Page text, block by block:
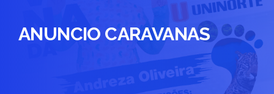
ANUNCIO CARAVANAS